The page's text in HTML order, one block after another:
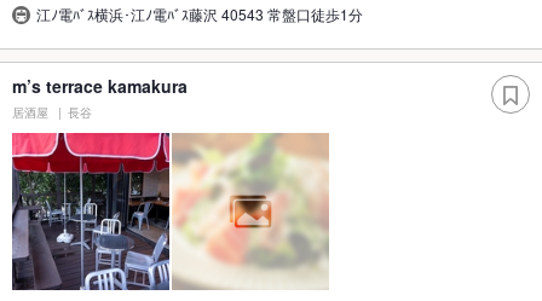
江ﾉ電ﾊﾞｽ横浜･江ﾉ電ﾊﾞｽ藤沢 40543 常盤口徒歩1分
m’s terrace kamakura
居酒屋 長谷